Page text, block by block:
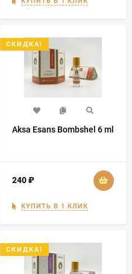
СКИДКА!
Aksa Esans Bombshel 6 ml
240₽
КУПИТЬ В 1 КЛИК
СКИДКА!